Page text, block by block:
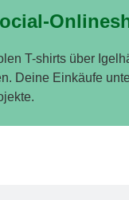
T-shirts über
Deine Einkäufe